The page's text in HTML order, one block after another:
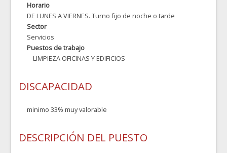
Horario
DE LUNES A VIERNES. Turno fijo de noche o tarde
Sector
Servicios
Puestos de trabajo
LIMPIEZA OFICINAS Y EDIFICIOS
DISCAPACIDAD
minimo 33% muy valorable
DESCRIPCIÓN DEL PUESTO